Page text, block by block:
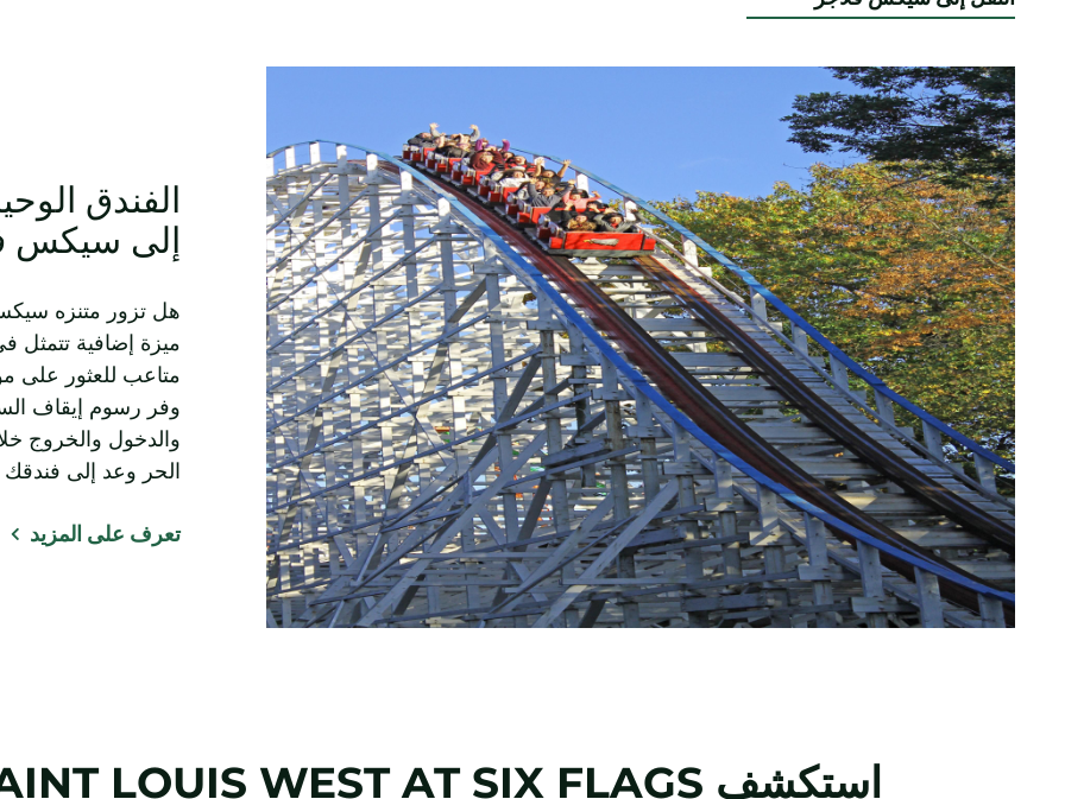
الفندق
إلى سيكس
هل تزور متنزه
ميزة إضافية تتمثل
متاعب للعثور على
وفر رسوم إيقاف
والدخول والخروج
الحر وعد إلى فندقك
تعرف على المزيد
استكشف LOUIS WEST AT SIX FLAGS